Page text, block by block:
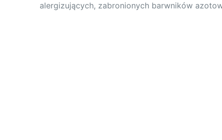
alergizujących, zabronionych barwników